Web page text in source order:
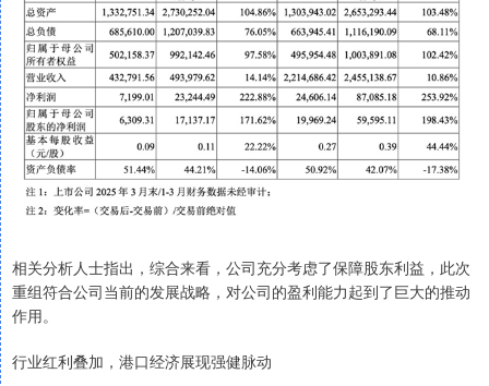
相关分析人士指出，综合来看，公司充分考虑了保障股东利益，此次
重组符合公司当前的发展战略，对公司的盈利能力起到了巨大的推动
作用。
行业红利叠加，港口经济展现强健脉动